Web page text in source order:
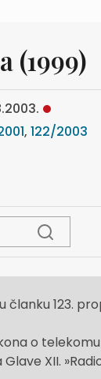
(1999)
, 122/2003
članku 123.
o
XII.